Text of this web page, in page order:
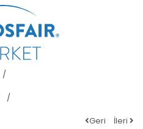
Geri
İleri